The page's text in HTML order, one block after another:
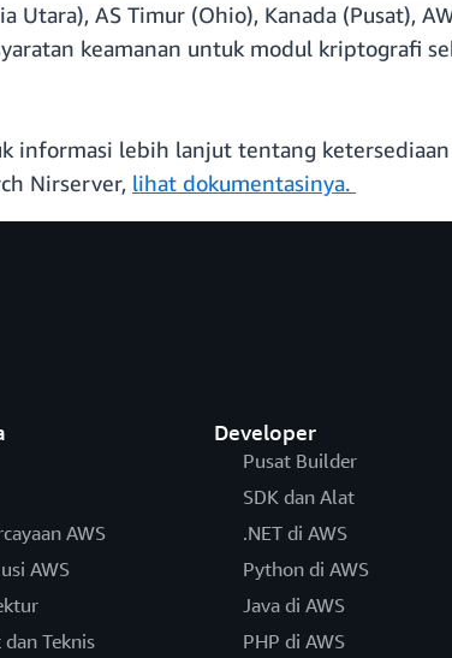
AS Timur (Ohio), Kanada (Pusat),
keamanan untuk modul kriptografi
informasi lebih lanjut tentang
Nirserver, lihat dokumentasinya.
AWS
AWS
dan Teknis
Developer
Pusat Builder
SDK dan Alat
.NET di AWS
Python di AWS
Java di AWS
PHP di AWS